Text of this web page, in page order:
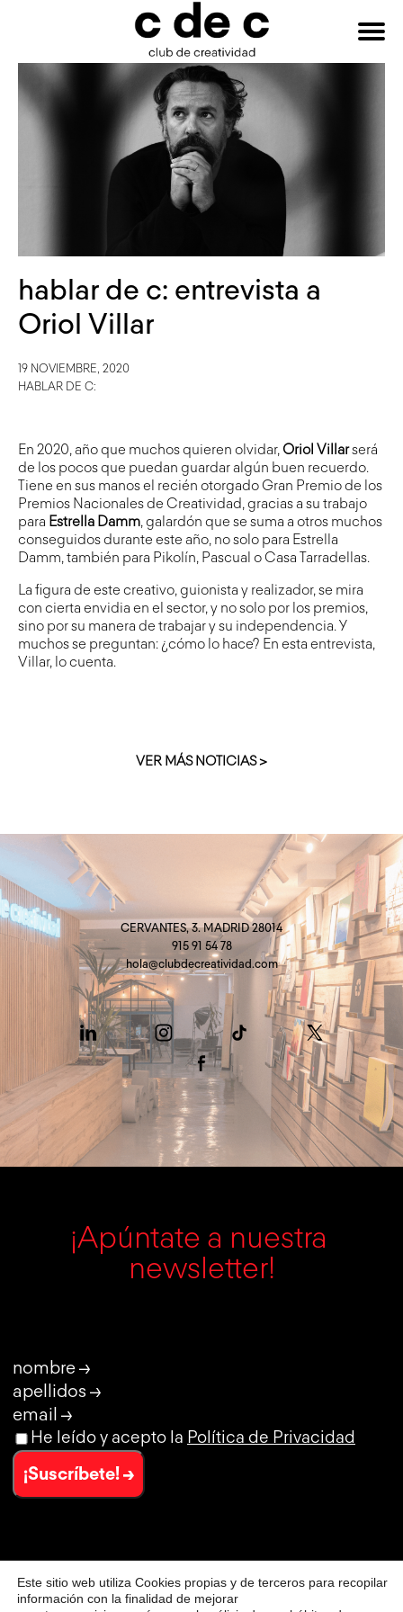
HAZTE
hablar de c: entrevista a
Oriol Villar
19 NOVIEMBRE, 2020
HABLAR DE C:
En 2020, año que muchos quieren olvidar,Oriol Villarserá
de los pocos que puedan guardar algún buen recuerdo.
Tiene en sus manos el recién otorgado Gran Premio de los
Premios Nacionales de Creatividad, gracias a su trabajo
para Estrella Damm, galardón que se suma a otros muchos
conseguidos durante este año, no solo para Estrella
Damm, también para Pikolín, Pascual o Casa Tarradellas.
La figura de este creativo, guionista y realizador, se mira
con cierta envidia en el sector, y no solo por los premios,
sino por su manera de trabajar y su independencia. Y
muchos se preguntan: ¿cómo lo hace? En esta entrevista,
Villar, lo cuenta.
VER MÁS NOTICIAS >
CERVANTES, 3. MADRID 28014
915 91 54 78
hola@clubdecreatividad.com
¡Apúntate a nuestra
newsletter!
nombre →
apellidos →
email →
He leído y acepto la Política de Privacidad
¡Suscríbete! →
© CLUB DE CREATIVIDAD
AVISO LEGAL
Este sitio web utiliza Cookies propias y de terceros para recopilar
información con la finalidad de mejorar